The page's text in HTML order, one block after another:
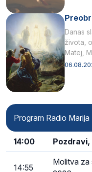
Danas
života,
Matej,
drugoj…
Program Radio Marija
14:00
14:55
Molitva za